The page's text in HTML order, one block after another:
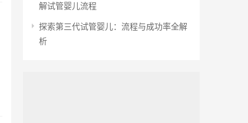
解试管婴儿流程
探索第三代试管婴儿：流程与成功率全解
析